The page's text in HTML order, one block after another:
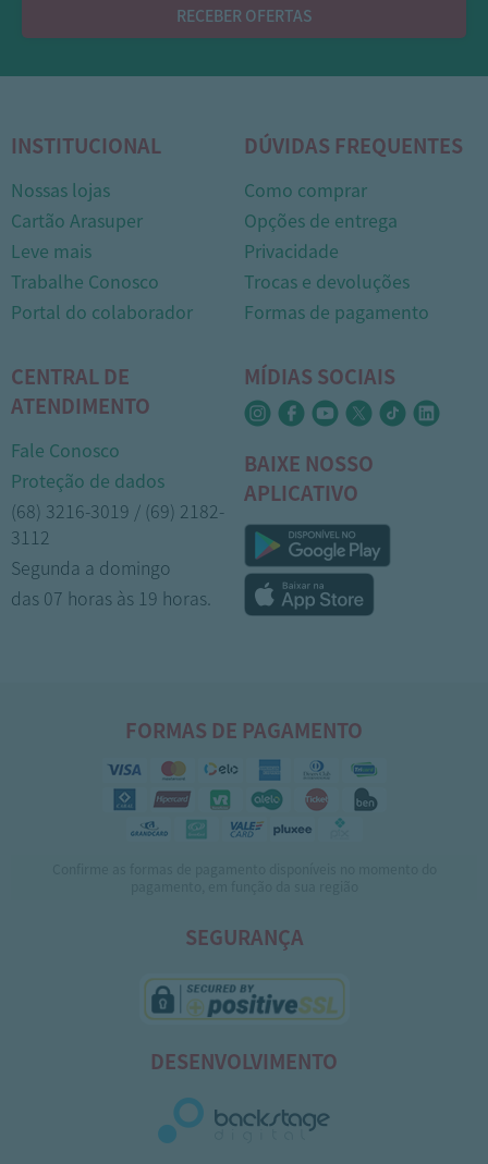
RECEBER OFERTAS
INSTITUCIONAL
Nossas lojas
Cartão Arasuper
Leve mais
Trabalhe Conosco
Portal do colaborador
DÚVIDAS FREQUENTES
Como comprar
Opções de entrega
Privacidade
Trocas e devoluções
Formas de pagamento
CENTRAL DE
ATENDIMENTO
Fale Conosco
Proteção de dados
(68) 3216-3019 / (69) 2182-
3112
Segunda a domingo
das 07 horas às 19 horas.
MÍDIAS SOCIAIS
BAIXE NOSSO
APLICATIVO
FORMAS DE PAGAMENTO
SEGURANÇA
DESENVOLVIMENTO